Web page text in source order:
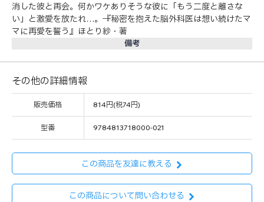
消した彼と再会。何かワケありそうな彼に「もう二度と離さな
い」と激愛を放たれ…。──『秘密を抱えた脳外科医は想い続けたマ
マに再愛を誓う』ほとり紗・著
備考
その他の詳細情報
販売価格 814円(税74円)
型番 9784813718000-021
この商品を友達に教える
この商品について問い合わせる